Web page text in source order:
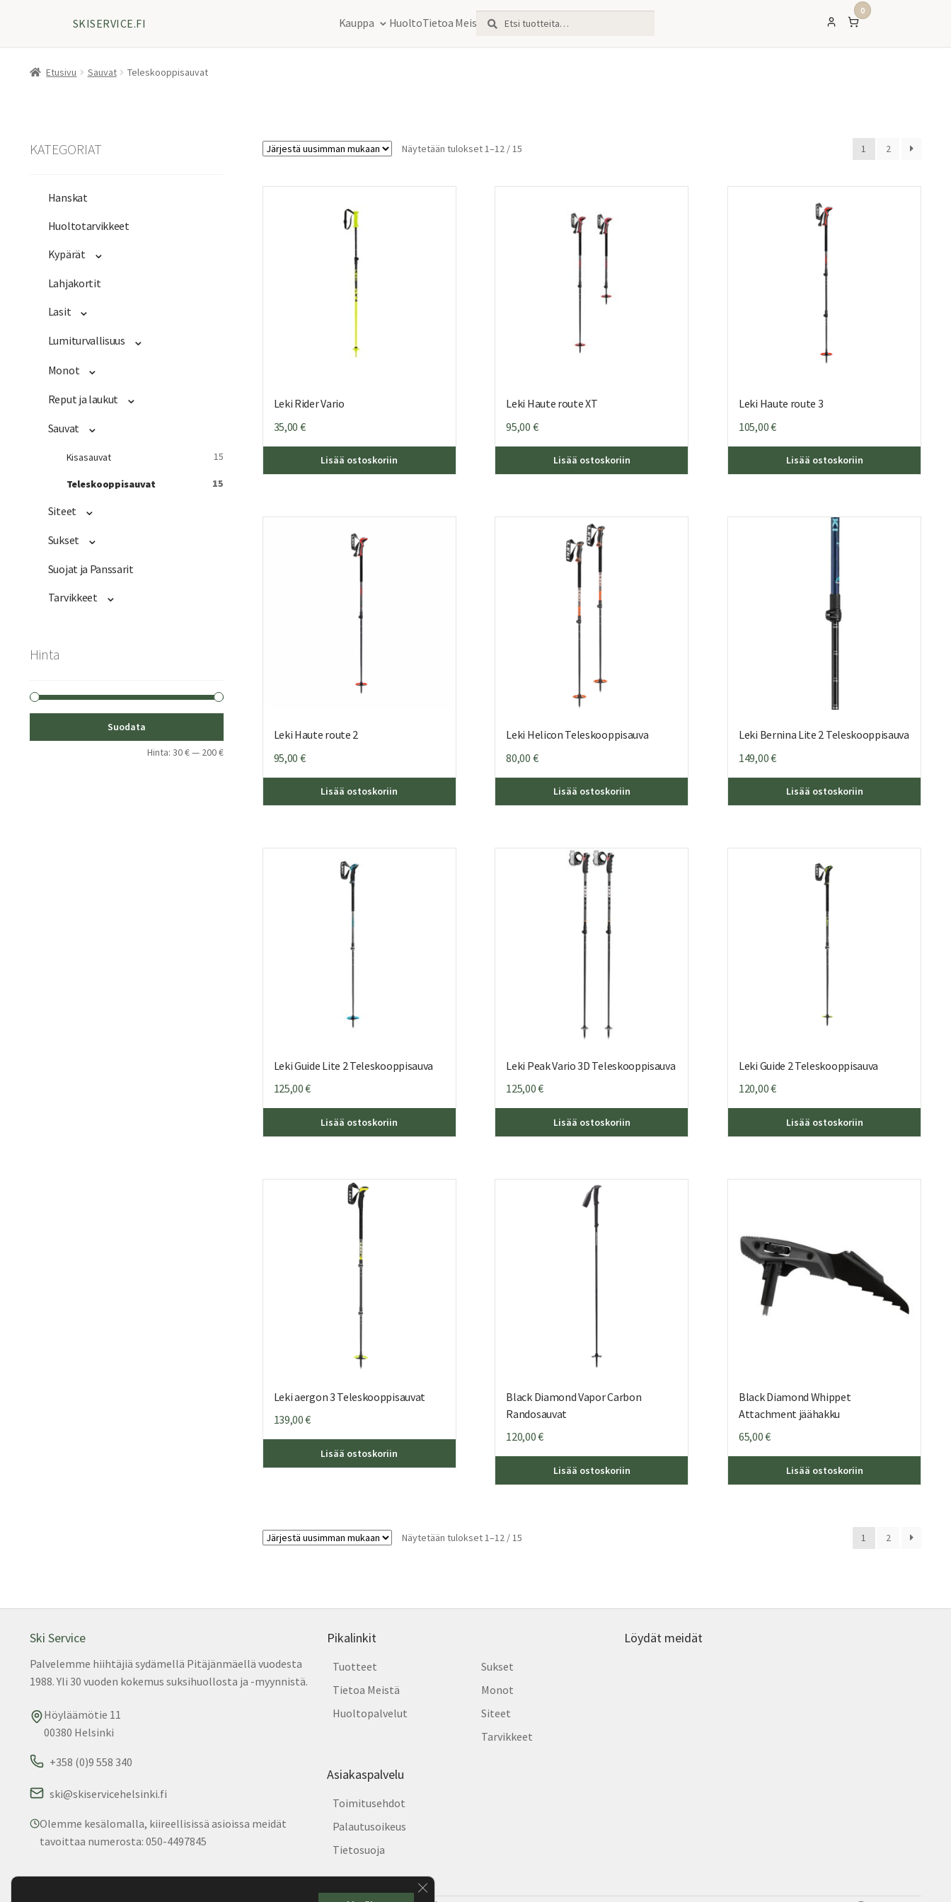
SKISERVICE.FI Kauppa HuoltoTietoa MeistäEtsi:
Haku
0
Etusivu Sauvat Teleskooppisauvat
Näytetään tulokset 1–12 / 15Sorted
1 2
Leki Rider Vario
35,00 €
Lisää ostoskoriin
Leki Haute route XT
95,00 €
Lisää ostoskoriin
Leki Haute route 3
105,00€
Lisää ostoskoriin
Leki Haute route 2
95,00 €
Lisää ostoskoriin
Leki Helicon Teleskooppisauva
80,00 €
Lisää ostoskoriin
Leki Bernina Lite 2 Teleskooppisauva
149,00€
Lisää ostoskoriin
Leki Guide Lite 2 Teleskooppisauva
125,00€
Lisää ostoskoriin
Leki Peak Vario 3D Teleskooppisauva
125,00€
Lisää ostoskoriin
Leki Guide 2 Teleskooppisauva
120,00€
Lisää ostoskoriin
Leki aergon 3 Teleskooppisauvat
139,00€
Lisää ostoskoriin
Black Diamond Vapor Carbon
Randosauvat
120,00€
Lisää ostoskoriin
Black Diamond Whippet
Attachment jäähakku
65,00€
Lisää ostoskoriin
Näytetään tulokset 1–12 / 15Sorted
1 2
KATEGORIAT
Hanskat
Huoltotarvikkeet
Kypärät
Lahjakortit
Lasit
Lumiturvallisuus
Monot
Reput ja laukut
Sauvat
Kisasauvat 15
Teleskooppisauvat 15
Siteet
Sukset
Suojat ja Panssarit
Tarvikkeet
Hinta
Suodata
Hinta: 30 €— 200 €
Ski Service
Palvelemme hiihtäjiä sydämellä Pitäjänmäellä vuodesta
1988. Yli 30 vuoden kokemus suksihuollosta ja -myynnistä.
Höyläämötie 11
00380 Helsinki
+358 (0)9 558 340
ski@skiservicehelsinki.fi
Olemme kesälomalla, kiireellisissä asioissa meidät
tavoittaa numerosta: 050-4497845
Pikalinkit
Tuotteet
Tietoa Meistä
Huoltopalvelut
Sukset
Monot
Siteet
Tarvikkeet
Asiakaspalvelu
Toimitusehdot
Palautusoikeus
Tietosuoja
Löydät meidät
Sulje evästebanneri